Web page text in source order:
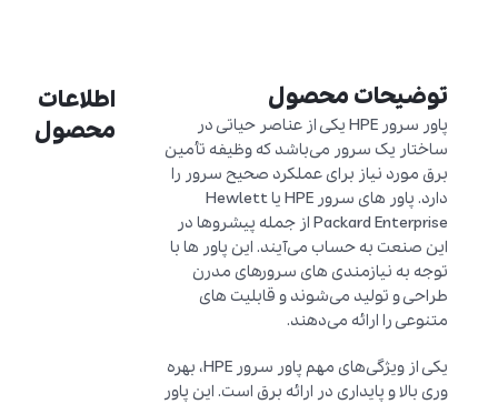
توضیحات محصول
پاور سرور HPE یکی از عناصر حیاتی در
ساختار یک سرور می‌باشد که وظیفه تأمین
برق مورد نیاز برای عملکرد صحیح سرور را
دارد. پاور های سرور HPE یا Hewlett
Packard Enterprise از جمله پیشروها در
این صنعت به حساب می‌آیند. این پاور ها با
توجه به نیازمندی های سرورهای مدرن
طراحی و تولید می‌شوند و قابلیت های
متنوعی را ارائه می‌دهند.
یکی از ویژگی‌های مهم پاور سرور HPE، بهره
وری بالا و پایداری در ارائه برق است. این پاور
اطلاعات
محصول